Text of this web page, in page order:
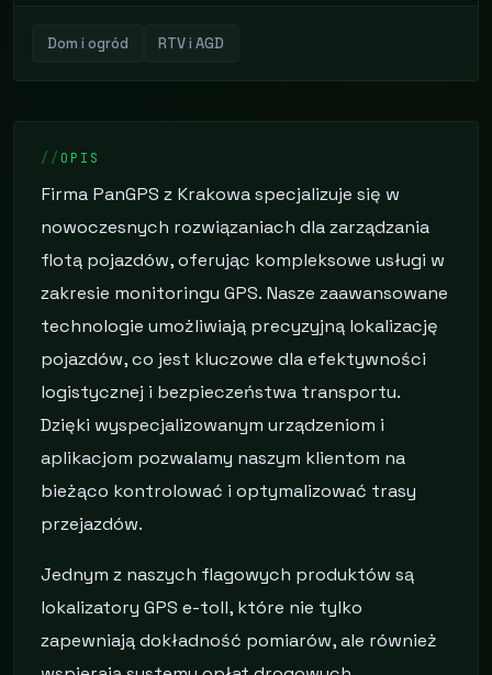
Dom i ogród RTV i AGD
OPIS
Firma PanGPS z Krakowa specjalizuje się w
nowoczesnych rozwiązaniach dla zarządzania
flotą pojazdów, oferując kompleksowe usługi w
zakresie monitoringu GPS. Nasze zaawansowane
technologie umożliwiają precyzyjną lokalizację
pojazdów, co jest kluczowe dla efektywności
logistycznej i bezpieczeństwa transportu.
Dzięki wyspecjalizowanym urządzeniom i
aplikacjom pozwalamy naszym klientom na
bieżąco kontrolować i optymalizować trasy
przejazdów.
Jednym z naszych flagowych produktów są
lokalizatory GPS e-toll, które nie tylko
zapewniają dokładność pomiarów, ale również